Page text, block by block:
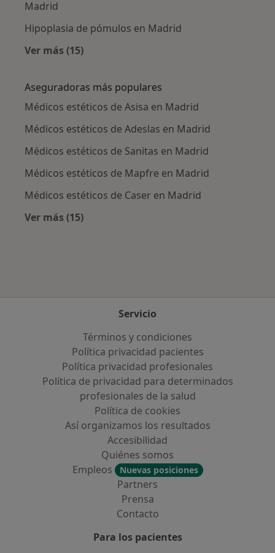
Madrid
Hipoplasia de pómulos en Madrid
Ver más (15)
Aseguradoras más populares
Médicos estéticos de Asisa en Madrid
Médicos estéticos de Adeslas en Madrid
Médicos estéticos de Sanitas en Madrid
Médicos estéticos de Mapfre en Madrid
Médicos estéticos de Caser en Madrid
Ver más (15)
Servicio
Términos y condiciones
Política privacidad pacientes
Política privacidad profesionales
Política de privacidad para determinados
profesionales de la salud
Política de cookies
Así organizamos los resultados
Accesibilidad
Quiénes somos
Empleos
Nuevas posiciones
Partners
Prensa
Contacto
Para los pacientes